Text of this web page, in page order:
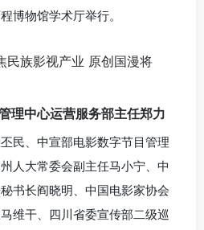
物馆学术厅举行。
理中心运营服务部主任郑力
民、中宣部电影数字节目管理
人大常委会副主任马小宁、中
书长阎晓明、中国电影家协会
维干、四川省委宣传部二级巡